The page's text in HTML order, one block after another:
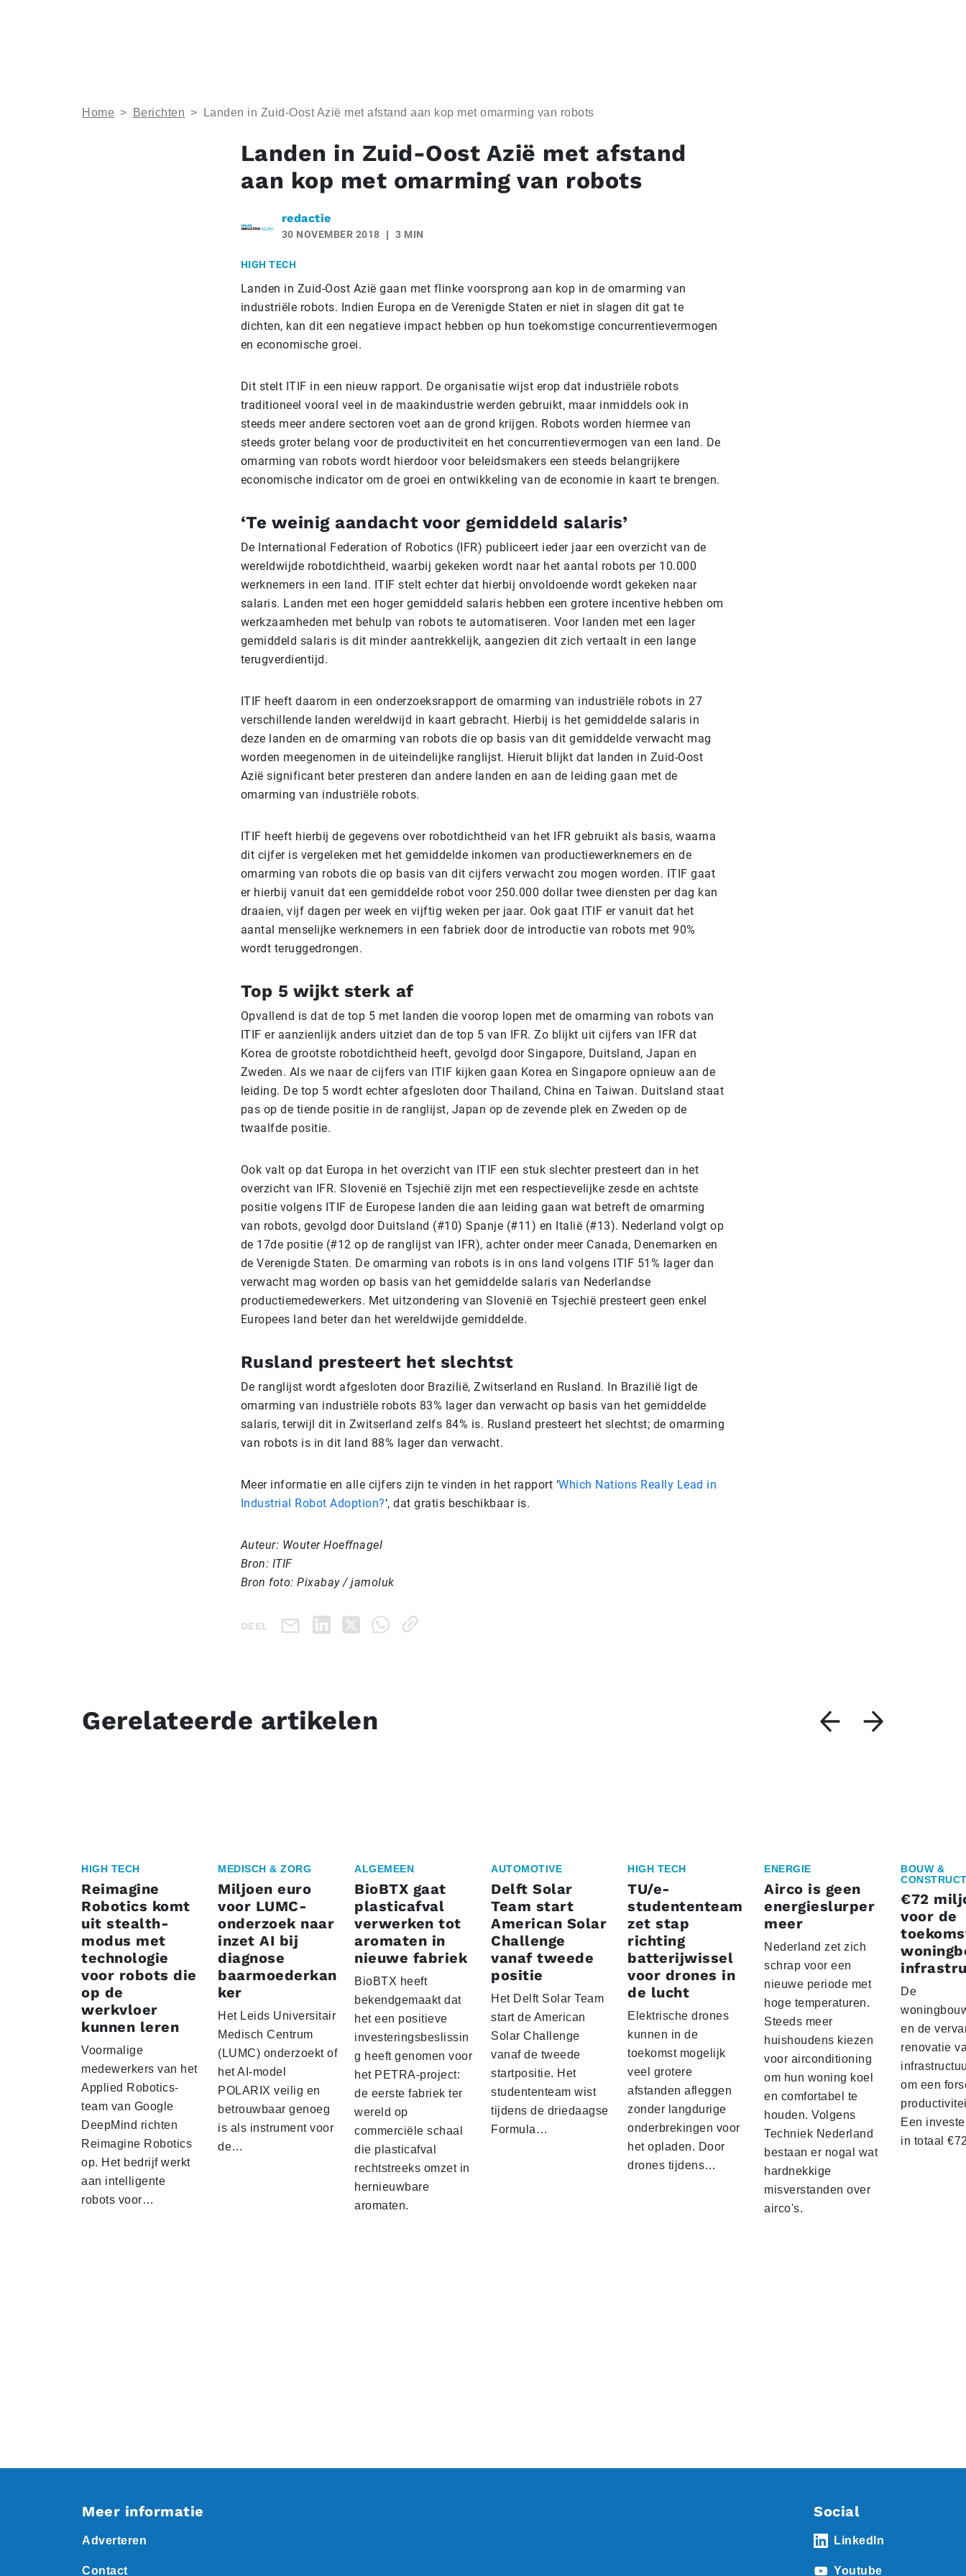
Home > Berichten > Landen in Zuid-Oost Azië met afstand aan kop met omarming van robots
Landen in Zuid-Oost Azië met afstand
aan kop met omarming van robots
redactie
30 NOVEMBER 2018 3 MIN
HIGH TECH
Landen in Zuid-Oost Azië gaan met flinke voorsprong aan kop in de omarming van
industriële robots. Indien Europa en de Verenigde Staten er niet in slagen dit gat te
dichten, kan dit een negatieve impact hebben op hun toekomstige concurrentievermogen
en economische groei.
Dit stelt ITIF in een nieuw rapport. De organisatie wijst erop dat industriële robots
traditioneel vooral veel in de maakindustrie werden gebruikt, maar inmiddels ook in
steeds meer andere sectoren voet aan de grond krijgen. Robots worden hiermee van
steeds groter belang voor de productiviteit en het concurrentievermogen van een land. De
omarming van robots wordt hierdoor voor beleidsmakers een steeds belangrijkere
economische indicator om de groei en ontwikkeling van de economie in kaart te brengen.
‘Te weinig aandacht voor gemiddeld salaris’
De International Federation of Robotics (IFR) publiceert ieder jaar een overzicht van de
wereldwijde robotdichtheid, waarbij gekeken wordt naar het aantal robots per 10.000
werknemers in een land. ITIF stelt echter dat hierbij onvoldoende wordt gekeken naar
salaris. Landen met een hoger gemiddeld salaris hebben een grotere incentive hebben om
werkzaamheden met behulp van robots te automatiseren. Voor landen met een lager
gemiddeld salaris is dit minder aantrekkelijk, aangezien dit zich vertaalt in een lange
terugverdientijd.
ITIF heeft daarom in een onderzoeksrapport de omarming van industriële robots in 27
verschillende landen wereldwijd in kaart gebracht. Hierbij is het gemiddelde salaris in
deze landen en de omarming van robots die op basis van dit gemiddelde verwacht mag
worden meegenomen in de uiteindelijke ranglijst. Hieruit blijkt dat landen in Zuid-Oost
Azië significant beter presteren dan andere landen en aan de leiding gaan met de
omarming van industriële robots.
ITIF heeft hierbij de gegevens over robotdichtheid van het IFR gebruikt als basis, waarna
dit cijfer is vergeleken met het gemiddelde inkomen van productiewerknemers en de
omarming van robots die op basis van dit cijfers verwacht zou mogen worden. ITIF gaat
er hierbij vanuit dat een gemiddelde robot voor 250.000 dollar twee diensten per dag kan
draaien, vijf dagen per week en vijftig weken per jaar. Ook gaat ITIF er vanuit dat het
aantal menselijke werknemers in een fabriek door de introductie van robots met 90%
wordt teruggedrongen.
Top 5 wijkt sterk af
Opvallend is dat de top 5 met landen die voorop lopen met de omarming van robots van
ITIF er aanzienlijk anders uitziet dan de top 5 van IFR. Zo blijkt uit cijfers van IFR dat
Korea de grootste robotdichtheid heeft, gevolgd door Singapore, Duitsland, Japan en
Zweden. Als we naar de cijfers van ITIF kijken gaan Korea en Singapore opnieuw aan de
leiding. De top 5 wordt echter afgesloten door Thailand, China en Taiwan. Duitsland staat
pas op de tiende positie in de ranglijst, Japan op de zevende plek en Zweden op de
twaalfde positie.
Ook valt op dat Europa in het overzicht van ITIF een stuk slechter presteert dan in het
overzicht van IFR. Slovenië en Tsjechië zijn met een respectievelijke zesde en achtste
positie volgens ITIF de Europese landen die aan leiding gaan wat betreft de omarming
van robots, gevolgd door Duitsland (#10) Spanje (#11) en Italië (#13). Nederland volgt op
de 17de positie (#12 op de ranglijst van IFR), achter onder meer Canada, Denemarken en
de Verenigde Staten. De omarming van robots is in ons land volgens ITIF 51% lager dan
verwacht mag worden op basis van het gemiddelde salaris van Nederlandse
productiemedewerkers. Met uitzondering van Slovenië en Tsjechië presteert geen enkel
Europees land beter dan het wereldwijde gemiddelde.
Rusland presteert het slechtst
De ranglijst wordt afgesloten door Brazilië, Zwitserland en Rusland. In Brazilië ligt de
omarming van industriële robots 83% lager dan verwacht op basis van het gemiddelde
salaris, terwijl dit in Zwitserland zelfs 84% is. Rusland presteert het slechtst; de omarming
van robots is in dit land 88% lager dan verwacht.
Meer informatie en alle cijfers zijn te vinden in het rapport ‘Which Nations Really Lead in
Industrial Robot Adoption?‘, dat gratis beschikbaar is.
Auteur: Wouter Hoeffnagel
Bron: ITIF
Bron foto: Pixabay / jamoluk
DEEL
Gerelateerde artikelen
HIGH TECH
Reimagine
Robotics komt
uit stealth-
modus met
technologie
voor robots die
op de
werkvloer
kunnen leren
Voormalige
medewerkers van het
Applied Robotics-
team van Google
DeepMind richten
Reimagine Robotics
op. Het bedrijf werkt
aan intelligente
robots voor…
MEDISCH & ZORG
Miljoen euro
voor LUMC-
onderzoek naar
inzet AI bij
diagnose
baarmoederkan
ker
Het Leids Universitair
Medisch Centrum
(LUMC) onderzoekt of
het AI-model
POLARIX veilig en
betrouwbaar genoeg
is als instrument voor
de…
ALGEMEEN
BioBTX gaat
plasticafval
verwerken tot
aromaten in
nieuwe fabriek
BioBTX heeft
bekendgemaakt dat
het een positieve
investeringsbeslissin
g heeft genomen voor
het PETRA-project:
de eerste fabriek ter
wereld op
commerciële schaal
die plasticafval
rechtstreeks omzet in
hernieuwbare
aromaten.
AUTOMOTIVE
Delft Solar
Team start
American Solar
Challenge
vanaf tweede
positie
Het Delft Solar Team
start de American
Solar Challenge
vanaf de tweede
startpositie. Het
studententeam wist
tijdens de driedaagse
Formula…
HIGH TECH
TU/e-
studententeam
zet stap
richting
batterijwissel
voor drones in
de lucht
Elektrische drones
kunnen in de
toekomst mogelijk
veel grotere
afstanden afleggen
zonder langdurige
onderbrekingen voor
het opladen. Door
drones tijdens…
ENERGIE
Airco is geen
energieslurper
meer
Nederland zet zich
schrap voor een
nieuwe periode met
hoge temperaturen.
Steeds meer
huishoudens kiezen
voor airconditioning
om hun woning koel
en comfortabel te
houden. Volgens
Techniek Nederland
bestaan er nogal wat
hardnekkige
misverstanden over
airco's.
BOUW &
€72
voor de
De
en de
renovatie
om een
Een
in totaal
Meer informatie
Adverteren
Contact
Social
LinkedIn
Youtube